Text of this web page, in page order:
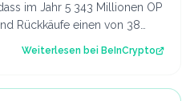
im Jahr 5 343 Millionen OP
Rückkäufe einen von 38
Opt…
Weiterlesen bei BeInCrypto